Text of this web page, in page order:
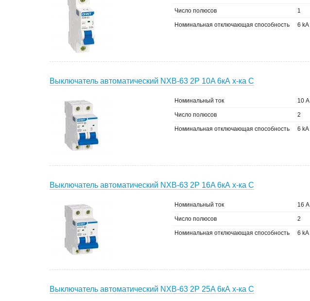
Число полюсов 1
Номинальная отключающая способность 6 kA
Выключатель автоматический NXB-63 2P 10A 6кА х-ка C
Номинальный ток 10 А
Число полюсов 2
Номинальная отключающая способность 6 kA
Выключатель автоматический NXB-63 2P 16A 6кА х-ка C
Номинальный ток 16 А
Число полюсов 2
Номинальная отключающая способность 6 kA
Выключатель автоматический NXB-63 2P 25A 6кА х-ка C